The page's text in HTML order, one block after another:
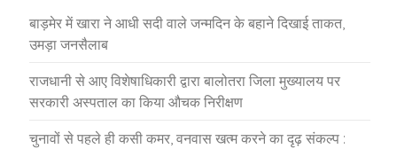
बाड़मेर में खारा ने आधी सदी वाले जन्मदिन के बहाने दिखाई ताकत,
उमड़ा जनसैलाब
राजधानी से आए विशेषाधिकारी द्वारा बालोतरा जिला मुख्यालय पर
सरकारी अस्पताल का किया औचक निरीक्षण
चुनावों से पहले ही कसी कमर, वनवास खत्म करने का दृढ़ संकल्प :